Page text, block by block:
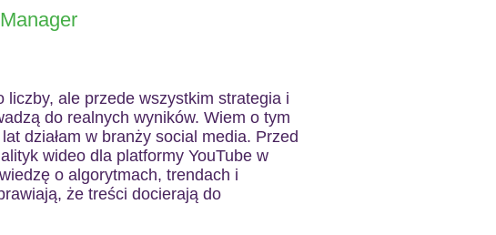
liczby, ale przede wszystkim strategia i
do realnych wyników. Wiem o tym
działam w branży social media. Przed
wideo dla platformy YouTube w
o algorytmach, trendach i
że treści docierają do